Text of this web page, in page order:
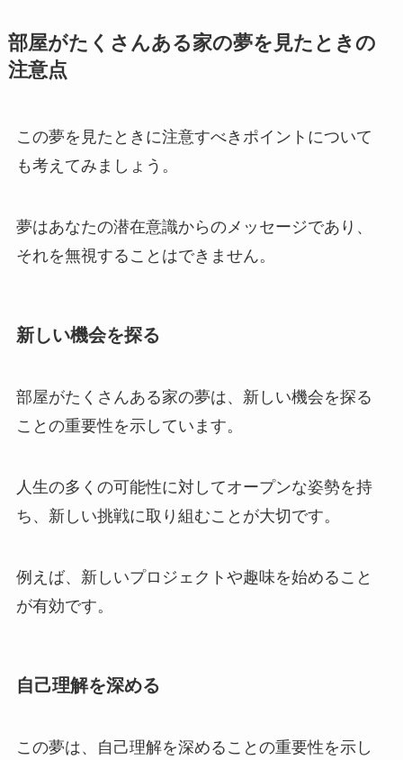
部屋がたくさんある家の夢を見たときの
注意点
この夢を見たときに注意すべきポイントについて
も考えてみましょう。
夢はあなたの潜在意識からのメッセージであり、
それを無視することはできません。
新しい機会を探る
部屋がたくさんある家の夢は、新しい機会を探る
ことの重要性を示しています。
人生の多くの可能性に対してオープンな姿勢を持
ち、新しい挑戦に取り組むことが大切です。
例えば、新しいプロジェクトや趣味を始めること
が有効です。
自己理解を深める
この夢は、自己理解を深めることの重要性を示し